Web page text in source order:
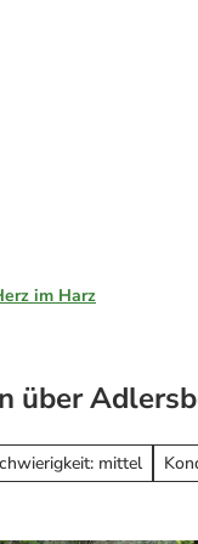
Andreasberg
Harz
Erlebnisse
im Harz
über
mittel